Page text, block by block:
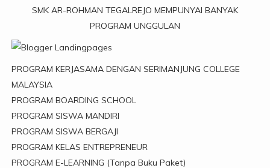
SMK AR-ROHMAN TEGALREJO MEMPUNYAI BANYAK
PROGRAM UNGGULAN
PROGRAM KERJASAMA DENGAN SERIMANJUNG COLLEGE
MALAYSIA
PROGRAM BOARDING SCHOOL
PROGRAM SISWA MANDIRI
PROGRAM SISWA BERGAJI
PROGRAM KELAS ENTREPRENEUR
PROGRAM E-LEARNING (Tanpa Buku Paket)